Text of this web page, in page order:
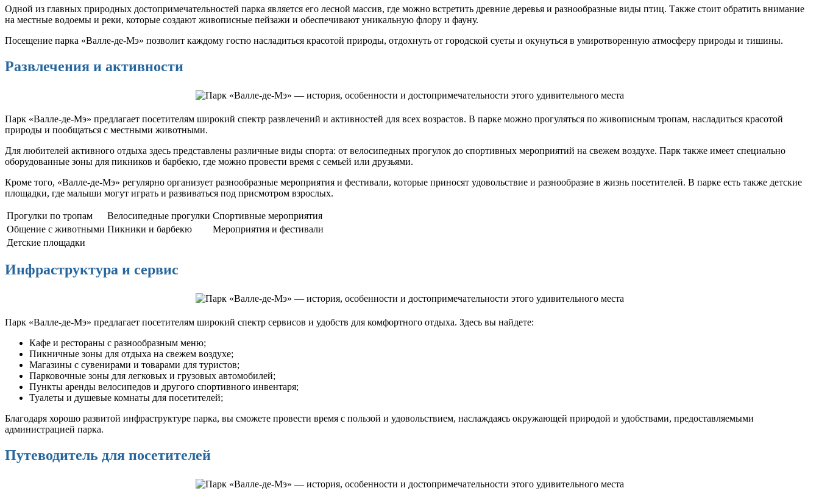
Одной из главных природных достопримечательностей парка является его лесной массив, где можно встретить древние деревья и разнообразные виды птиц. Также стоит обратить внимание
на местные водоемы и реки, которые создают живописные пейзажи и обеспечивают уникальную флору и фауну.
Посещение парка «Валле-де-Мэ» позволит каждому гостю насладиться красотой природы, отдохнуть от городской суеты и окунуться в умиротворенную атмосферу природы и тишины.
Развлечения и активности
Парк «Валле-де-Мэ» предлагает посетителям широкий спектр развлечений и активностей для всех возрастов. В парке можно прогуляться по живописным тропам, насладиться красотой
природы и пообщаться с местными животными.
Для любителей активного отдыха здесь представлены различные виды спорта: от велосипедных прогулок до спортивных мероприятий на свежем воздухе. Парк также имеет специально
оборудованные зоны для пикников и барбекю, где можно провести время с семьей или друзьями.
Кроме того, «Валле-де-Мэ» регулярно организует разнообразные мероприятия и фестивали, которые приносят удовольствие и разнообразие в жизнь посетителей. В парке есть также детские
площадки, где малыши могут играть и развиваться под присмотром взрослых.
Прогулки по тропам Велосипедные прогулки Спортивные мероприятия
Общение с животными Пикники и барбекю
Мероприятия и фестивали
Детские площадки
Инфраструктура и сервис
Парк «Валле-де-Мэ» предлагает посетителям широкий спектр сервисов и удобств для комфортного отдыха. Здесь вы найдете:
Кафе и рестораны с разнообразным меню;
Пикничные зоны для отдыха на свежем воздухе;
Магазины с сувенирами и товарами для туристов;
Парковочные зоны для легковых и грузовых автомобилей;
Пункты аренды велосипедов и другого спортивного инвентаря;
Туалеты и душевые комнаты для посетителей;
Благодаря хорошо развитой инфраструктуре парка, вы сможете провести время с пользой и удовольствием, наслаждаясь окружающей природой и удобствами, предоставляемыми
администрацией парка.
Путеводитель для посетителей